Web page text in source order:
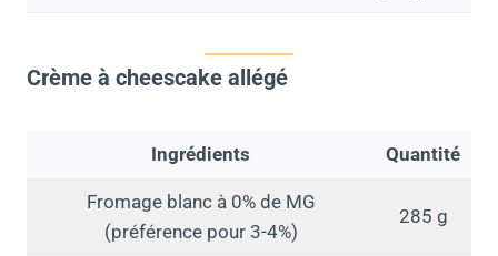
Crème à cheescake allégé
Ingrédients Quantité
Fromage blanc à 0% de MG
(préférence pour 3-4%)
285 g